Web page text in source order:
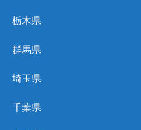
栃木県
群馬県
埼玉県
千葉県